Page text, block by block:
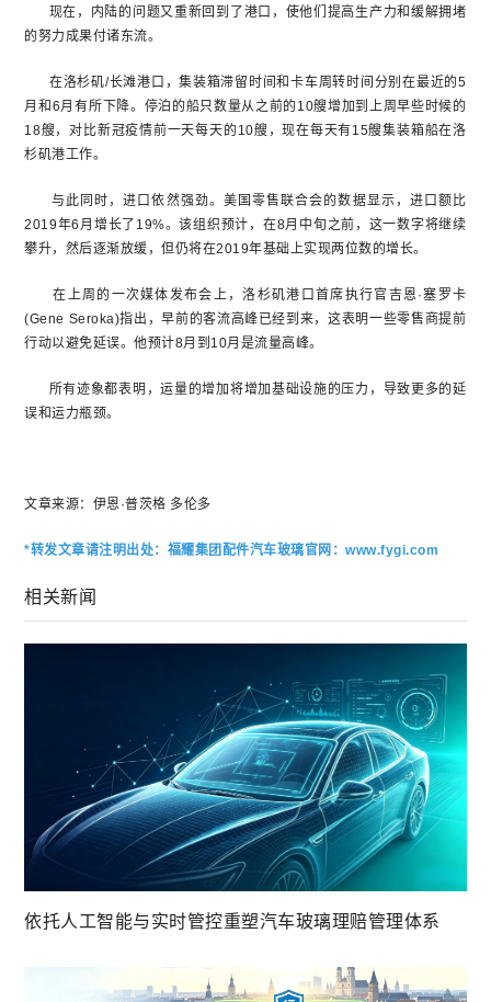
现在，内陆的问题又重新回到了港口，使他们提高生产力和缓解拥堵
的努力成果付诸东流。
在洛杉矶/长滩港口，集装箱滞留时间和卡车周转时间分别在最近的5
月和6月有所下降。停泊的船只数量从之前的10艘增加到上周早些时候的
18艘，对比新冠疫情前一天每天的10艘，现在每天有15艘集装箱船在洛
杉矶港工作。
与此同时，进口依然强劲。美国零售联合会的数据显示，进口额比
2019年6月增长了19%。该组织预计，在8月中旬之前，这一数字将继续
攀升，然后逐渐放缓，但仍将在2019年基础上实现两位数的增长。
在上周的一次媒体发布会上，洛杉矶港口首席执行官吉恩·塞罗卡
(Gene Seroka)指出，早前的客流高峰已经到来，这表明一些零售商提前
行动以避免延误。他预计8月到10月是流量高峰。
所有迹象都表明，运量的增加将增加基础设施的压力，导致更多的延
误和运力瓶颈。
文章来源：伊恩·普茨格 多伦多
*转发文章请注明出处：福耀集团配件汽车玻璃官网：www.fygi.com
相关新闻
依托人工智能与实时管控重塑汽车玻璃理赔管理体系